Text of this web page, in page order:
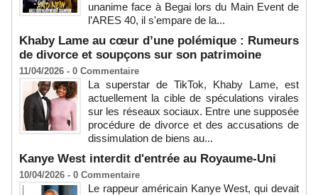
unanime face à Begai lors du Main Event de
l’ARES 40, il s'empare de la...
Khaby Lame au cœur d’une polémique : Rumeurs
de divorce et soupçons sur son patrimoine
11/04/2026 - 0 Commentaire
La superstar de TikTok, Khaby Lame, est
actuellement la cible de spéculations virales
sur les réseaux sociaux. Entre une supposée
procédure de divorce et des accusations de
dissimulation de biens au...
Kanye West interdit d'entrée au Royaume-Uni
10/04/2026 - 0 Commentaire
Le rappeur américain Kanye West, qui devait